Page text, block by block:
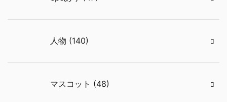
人物 (140)
マスコット (48)